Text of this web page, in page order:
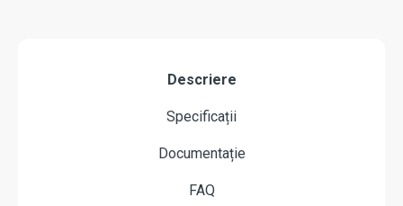
Descriere
Specificații
Documentație
FAQ